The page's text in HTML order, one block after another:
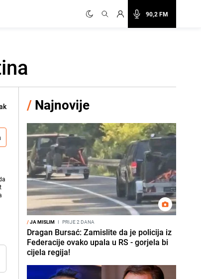
90,2 FM
/ Najnovije
/JA MISLIM I PRIJE 2 DANA
Dragan Bursać: Zamislite da je policija iz
Federacije ovako upala u RS - gorjela bi
cijela regija!